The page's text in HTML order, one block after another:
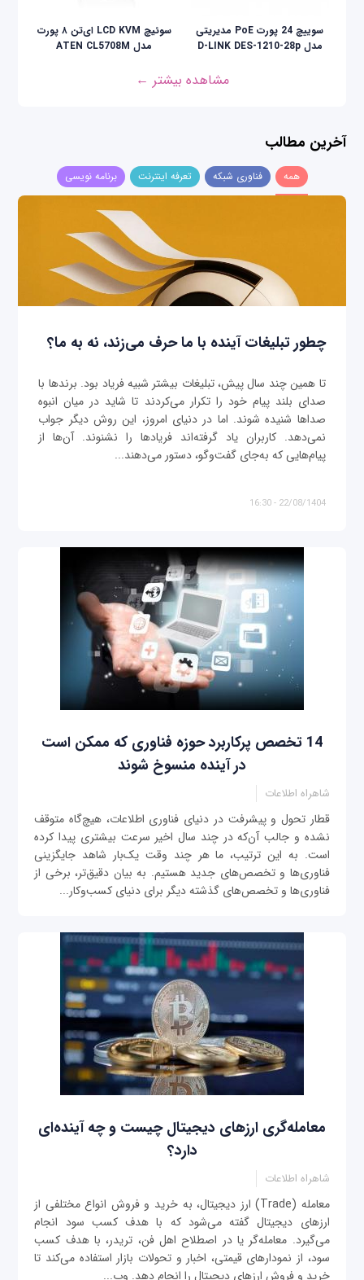
سوییچ 24 پورت PoE مدیریتی
مدل D-LINK DES-1210-28p
سوئيچ LCD KVM ای‌تن ۸ پورت
مدل ATEN CL5708M
مشاهده بیشتر ←
آخرین مطالب
همه فناوری شبکه تعرفه اینترنت برنامه نویسی
چطور تبلیغات آینده با ما حرف می‌زند، نه به ما؟
تا همین چند سال پیش، تبلیغات بیشتر شبیه فریاد بود. برندها با
صدای بلند پیام خود را تکرار می‌کردند تا شاید در میان انبوه
صداها شنیده شوند. اما در دنیای امروز، این روش دیگر جواب
نمی‌دهد. کاربران یاد گرفته‌اند فریادها را نشنوند. آن‌ها از
پیام‌هایی که به‌جای گفت‌وگو، دستور می‌دهند...
22/08/1404 - 16:30
14 تخصص پرکاربرد حوزه فناوری که ممکن است
در آینده منسوخ ‌شوند
شاهراه اطلاعات
قطار تحول و پیشرفت در دنیای فناوری اطلاعات، هیچ‌گاه متوقف
نشده و جالب آن‌که در چند سال اخیر سرعت بیشتری پیدا کرده
است. به این ترتیب، ما هر چند وقت یک‌بار شاهد جایگزینی
فناوری‌ها و تخصص‌های جدید هستیم. به بیان دقیق‌تر، برخی از
فناوری‌ها و تخصص‌های گذشته دیگر برای دنیای کسب‌وکار...
معامله‌گری ارزهای دیجیتال چیست و چه آینده‌ای
دارد؟
شاهراه اطلاعات
معامله (Trade) ارز دیجیتال، به خرید و فروش انواع مختلفی از
ارزهای دیجیتال گفته می‌شود که با هدف کسب سود انجام
می‌گیرد. معامله‌گر یا در اصطلاح اهل فن، تریدر، با هدف کسب
سود، از نمودارهای قیمتی، اخبار و تحولات بازار استفاده می‌کند تا
خرید و فروش ارزهای دیجیتال را انجام دهد. وب‌...